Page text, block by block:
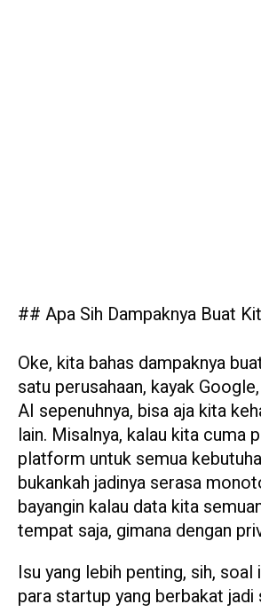
## Apa Sih Dampaknya Buat
Oke, kita bahas dampaknya
satu perusahaan, kayak
AI sepenuhnya, bisa aja kita
lain. Misalnya, kalau kita cuma
platform untuk semua
bukankah jadinya serasa
bayangin kalau data kita
tempat saja, gimana dengan
Isu yang lebih penting, sih, soal
para startup yang berbakat jadi